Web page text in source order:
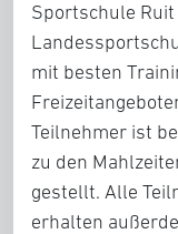
Sportschule
mit besten
Teilnehmer ist
zu den
gestellt. Alle
erhalten